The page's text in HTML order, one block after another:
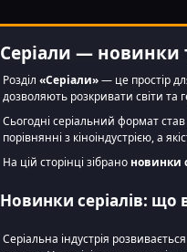
Центру,
Серіали — новинки
Розділ «Серіали»— це простір
дозволяють розкривати світи та
Сьогодні серіальний формат
порівнянні з кіноіндустрією, а
На цій сторінці зібрано новинки
Новинки серіалів: що
Серіальна індустрія